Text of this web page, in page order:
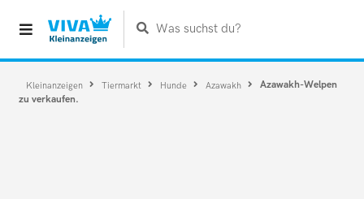
Was suchst du?
Kleinanzeigen Tiermarkt Hunde Azawakh
Azawakh-Welpen
zu verkaufen.